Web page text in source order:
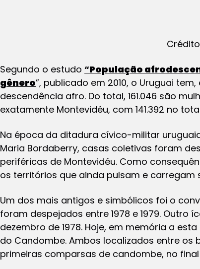
Segundo o estudo “População
gênero”, publicado em 2010, o Uruguai
descendência afro. Do total, 161.046 são
exatamente Montevidéu, com 141.392 no
Na época da ditadura cívico-militar
Maria Bordaberry, casas coletivas foram
periféricas de Montevidéu. Como
os territórios que ainda pulsam e carregam
Um dos mais antigos e simbólicos foi o
foram despejados entre 1978 e 1979. Outro
dezembro de 1978. Hoje, em memória a
do Candombe. Ambos localizados entre os
primeiras comparsas de candombe, no final